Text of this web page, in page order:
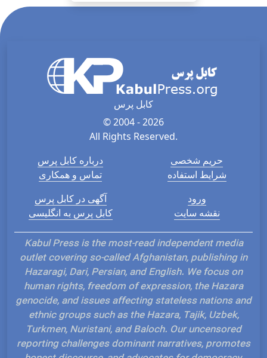
کابل پرس
© 2004 - 2026
All Rights Reserved.
درباره کابل پرس
تماس و همکاری
حریم شخصی
شرایط استفاده
آگهی در کابل پرس
کابل پرس به انگلیسی
ورود
نقشه سایت
Kabul Press is the most-read independent media
outlet covering so-called Afghanistan, publishing in
Hazaragi, Dari, Persian, and English. We focus on
human rights, freedom of expression, the Hazara
genocide, and issues affecting stateless nations and
ethnic groups such as the Hazara, Tajik, Uzbek,
Turkmen, Nuristani, and Baloch. Our uncensored
reporting challenges dominant narratives, promotes